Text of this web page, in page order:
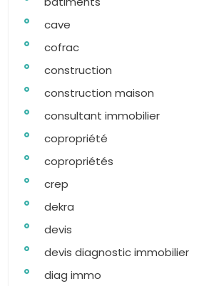
cave
cofrac
construction
construction maison
consultant immobilier
copropriété
copropriétés
crep
dekra
devis
devis diagnostic immobilier
diag immo